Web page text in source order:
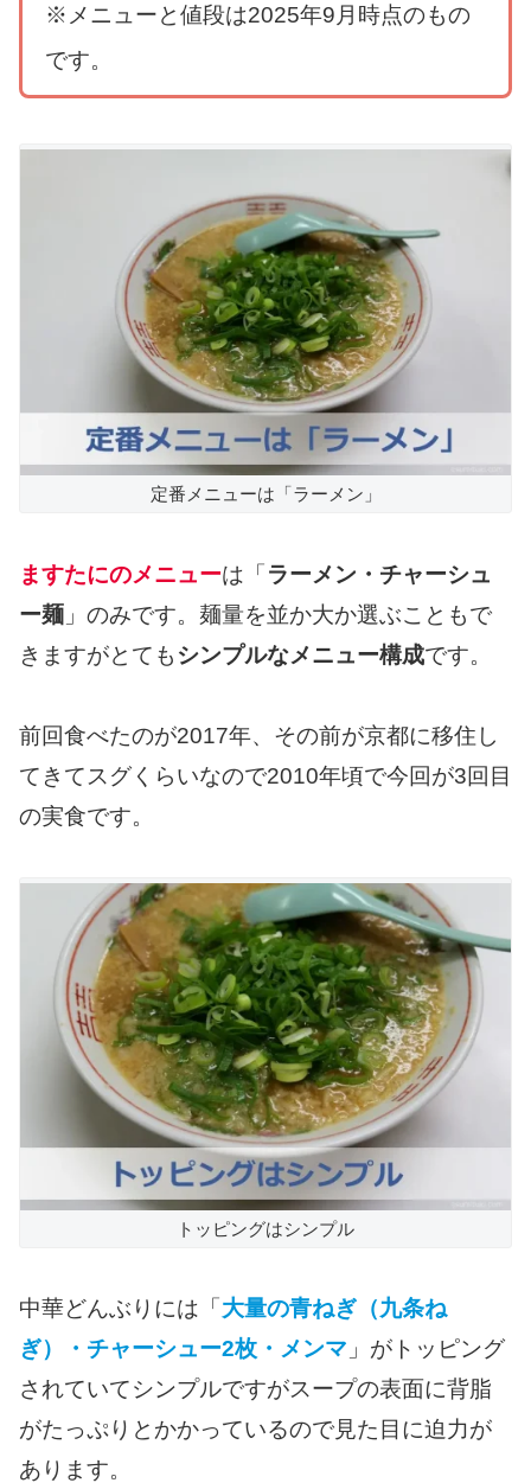
※メニューと値段は2025年9月時点のもの
です。
定番メニューは「ラーメン」
ますたにのメニューは「ラーメン・チャーシュ
ー麺 」のみです。麺量を並か大か選ぶこともで
きますがとても シンプルなメニュー構成です。
前回食べたのが2017年、その前が京都に移住し
てきてスグくらいなので2010年頃で今回が3回目
の実食です。
トッピングはシンプル
中華どんぶりには「大量の青ねぎ（九条ね
ぎ）・チャーシュー2枚・メンマ 」がトッピング
されていてシンプルですがスープの表面に背脂
がたっぷりとかかっているので見た目に迫力が
あります。